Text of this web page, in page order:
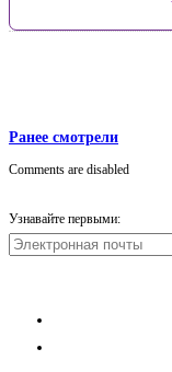
Ранее смотрели
Comments are disabled
Узнавайте первыми: